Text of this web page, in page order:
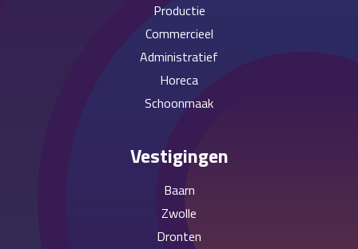
Productie
Commercieel
Administratief
Horeca
Schoonmaak
Vestigingen
Baarn
Zwolle
Dronten